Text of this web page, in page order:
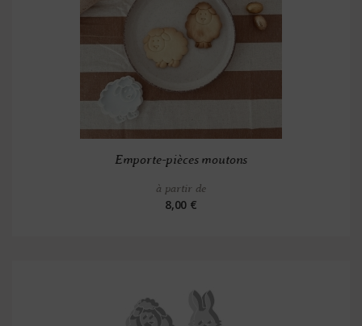
Emporte-pièces moutons
à partir de
8,00 €